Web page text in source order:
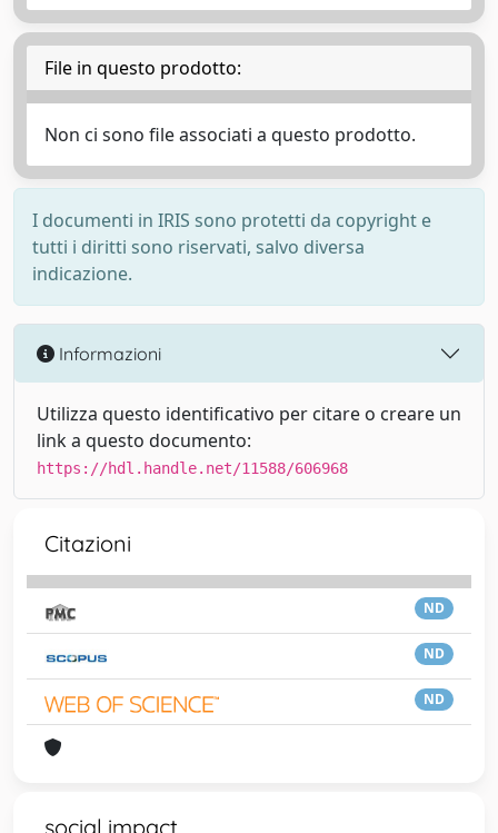
File in questo prodotto:
Non ci sono file associati a questo prodotto.
I documenti in IRIS sono protetti da copyright e
tutti i diritti sono riservati, salvo diversa
indicazione.
Informazioni
Utilizza questo identificativo per citare o creare un
link a questo documento:
https://hdl.handle.net/11588/606968
Citazioni
ND
ND
ND
social impact